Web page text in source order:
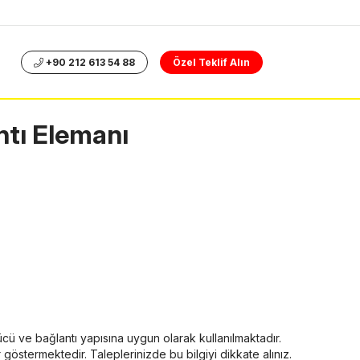
+90 212 613 54 88 Özel Teklif Alın
Elemanı
ve bağlantı yapısına uygun olarak kullanılmaktadır.
göstermektedir. Taleplerinizde bu bilgiyi dikkate alınız.